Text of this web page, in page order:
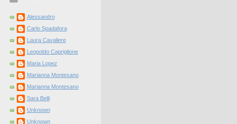
Alessandro
Carlo Spadafora
Laura Cavaliere
Leopoldo Capriglione
Maria Lopez
Marianna Montesano
Marianna Montesano
Sara Belli
Unknown
Unknown